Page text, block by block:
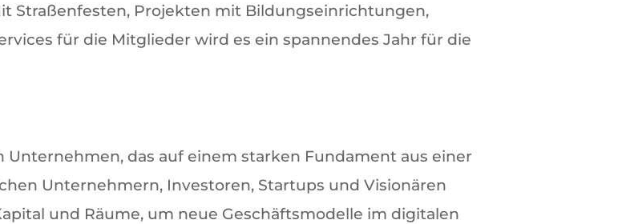
Straßenfesten, Projekten mit Bildungseinrichtungen,
für die Mitglieder wird es ein spannendes Jahr für die
Unternehmen, das auf einem starken Fundament aus einer
Unternehmern, Investoren, Startups und Visionären
und Räume, um neue Geschäftsmodelle im digitalen